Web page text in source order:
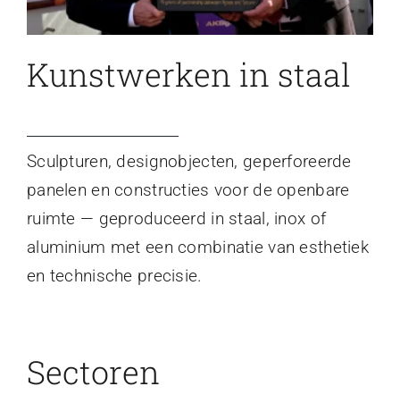
Kunstwerken in staal
Sculpturen, designobjecten, geperforeerde
panelen en constructies voor de openbare
ruimte — geproduceerd in staal, inox of
aluminium met een combinatie van esthetiek
en technische precisie.
Sectoren